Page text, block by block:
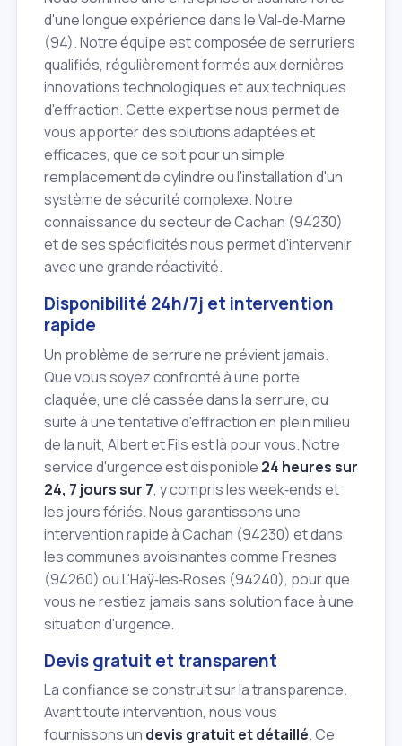
d'une longue expérience dans le Val‑de‑Marne
(94). Notre équipe est composée de serruriers
qualifiés, régulièrement formés aux dernières
innovations technologiques et aux techniques
d'effraction. Cette expertise nous permet de
vous apporter des solutions adaptées et
efficaces, que ce soit pour un simple
remplacement de cylindre ou l'installation d'un
système de sécurité complexe. Notre
connaissance du secteur de Cachan (94230)
et de ses spécificités nous permet d'intervenir
avec une grande réactivité.
Disponibilité 24h/7j et intervention
rapide
Un problème de serrure ne prévient jamais.
Que vous soyez confronté à une porte
claquée, une clé cassée dans la serrure, ou
suite à une tentative d'effraction en plein milieu
de la nuit, Albert et Fils est là pour vous. Notre
service d'urgence est disponible 24 heures sur
24, 7 jours sur 7, y compris les week‑ends et
les jours fériés. Nous garantissons une
intervention rapide à Cachan (94230) et dans
les communes avoisinantes comme Fresnes
(94260) ou L'Haÿ‑les‑Roses (94240), pour que
vous ne restiez jamais sans solution face à une
situation d'urgence.
Devis gratuit et transparent
La confiance se construit sur la transparence.
Avant toute intervention, nous vous
fournissons un devis gratuit et détaillé. Ce